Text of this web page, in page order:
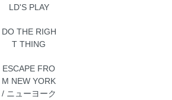
LD'S PLAY
DO THE RIGH
T THING
ESCAPE FRO
M NEW YORK
/ ニューヨーク